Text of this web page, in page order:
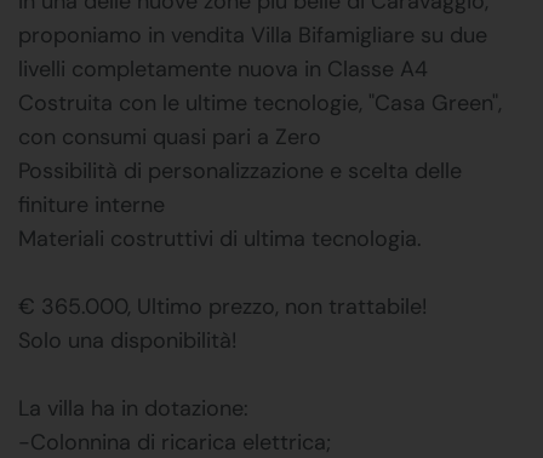
proponiamo in vendita Villa Bifamigliare su due
livelli completamente nuova in Classe A4
Costruita con le ultime tecnologie, "Casa Green",
con consumi quasi pari a Zero
Possibilità di personalizzazione e scelta delle
finiture interne
Materiali costruttivi di ultima tecnologia.
€ 365.000, Ultimo prezzo, non trattabile!
Solo una disponibilità!
La villa ha in dotazione:
-Colonnina di ricarica elettrica;